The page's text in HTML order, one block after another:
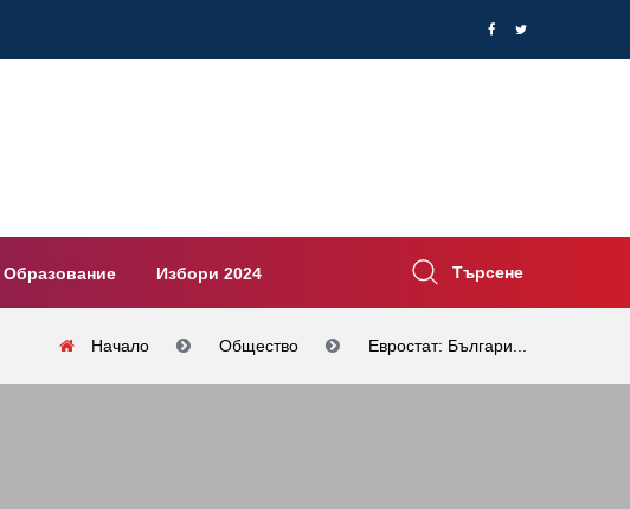
Образование Избори 2024 Търсене
Начало Общество Евростат: Българи...